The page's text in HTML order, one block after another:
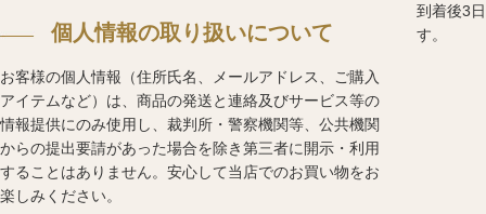
個人情報の取り扱いについて
お客様の個人情報（住所氏名、メールアドレス、ご購入
アイテムなど）は、商品の発送と連絡及びサービス等の
情報提供にのみ使用し、裁判所・警察機関等、公共機関
からの提出要請があった場合を除き第三者に開示・利用
することはありません。安心して当店でのお買い物をお
楽しみください。
到着後3
す。